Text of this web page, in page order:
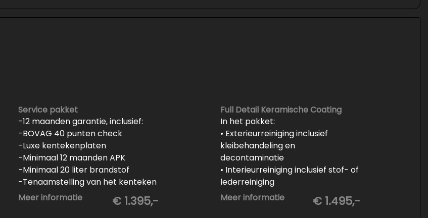
Service pakket
-12 maanden garantie, inclusief:
-BOVAG 40 punten check
-Luxe kentekenplaten
-Minimaal 12 maanden APK
-Minimaal 20 liter brandstof
-Tenaamstelling van het kenteken
-Vrijwaren van de inruilauto
Meer informatie € 1.395,-
Full Detail Keramische Coating
In het pakket:
• Exterieurreiniging inclusief
kleibehandeling en
decontaminatie
• Interieurreiniging inclusief stof- of
lederreiniging
• 3-staps lakcorrectie
• Keramische Coating (+/- 5 jaar)
Meer informatie € 1.495,-